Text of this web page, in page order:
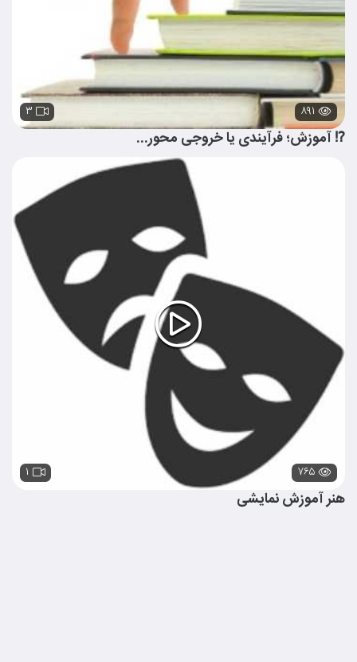
۸۹۱ ۳
⁉️ آموزش؛ فرآیندی یا خروجی محور...
۷۶۵ ۱
هنر آموزش نمایشی